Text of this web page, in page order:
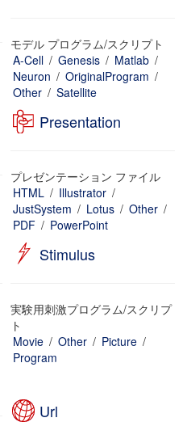
モデル プログラム/スクリプト
A-Cell / Genesis / Matlab /
Neuron / OriginalProgram /
Other / Satellite
Presentation
プレゼンテーション ファイル
HTML / Illustrator /
JustSystem / Lotus / Other /
PDF / PowerPoint
Stimulus
実験用刺激プログラム/スクリプ
ト
Movie / Other / Picture /
Program
Url